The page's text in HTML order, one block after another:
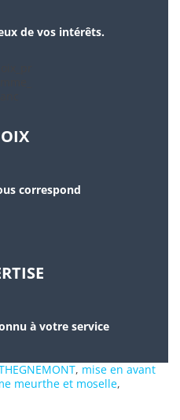
de vos intérêts.
correspond
à votre service
, mise en avant
meurthe et moselle,